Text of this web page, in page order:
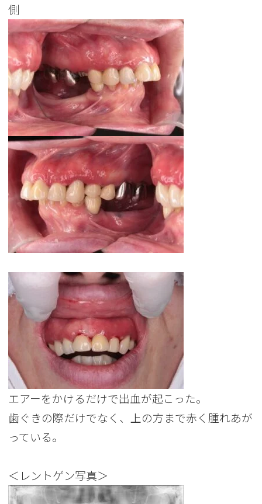
側
エアーをかけるだけで出血が起こった。
歯ぐきの際だけでなく、上の方まで赤く腫れあが
っている。
＜レントゲン写真＞